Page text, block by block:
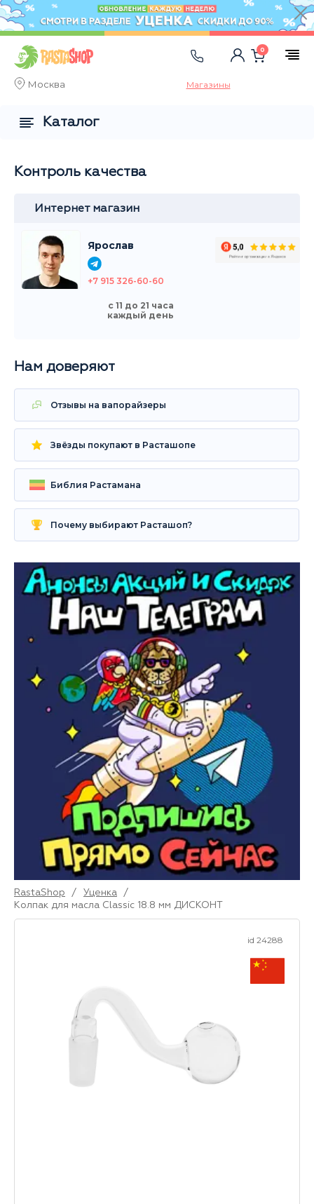
Москва Магазины
0
Контроль качества
Интернет магазин
Ярослав
+7 915 326-60-60
с 11 до 21 часа
каждый день
Нам доверяют
Отзывы на вапорайзеры
Звёзды покупают в Расташопе
Библия Растамана
Почему выбирают Расташоп?
Каталог
RastaShop / Уценка
/
Колпак для масла Classic 18.8 мм ДИСКОНТ
id 24288